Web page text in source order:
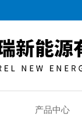
产品中心